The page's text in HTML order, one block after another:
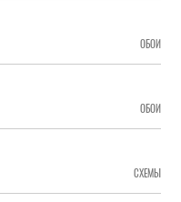
ОБОИ
ОБОИ
СХЕМЫ